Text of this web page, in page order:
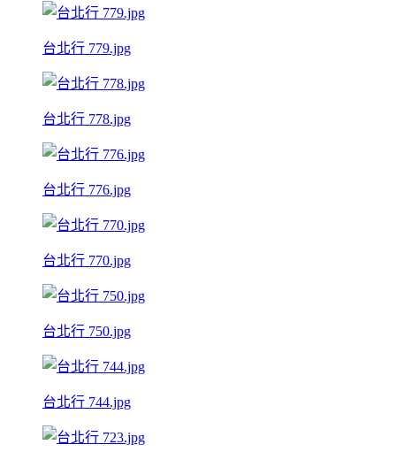
台北行 779.jpg
台北行 778.jpg
台北行 776.jpg
台北行 770.jpg
台北行 750.jpg
台北行 744.jpg